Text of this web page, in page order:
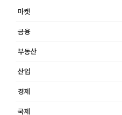
마켓
금융
부동산
산업
경제
국제